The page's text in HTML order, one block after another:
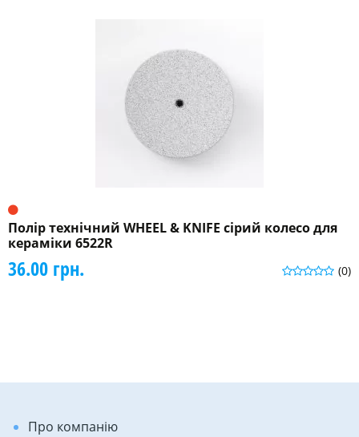
Полір технічний WHEEL & KNIFE сірий колесо для
кераміки 6522R
(0)
36.00 грн.
Про компанію